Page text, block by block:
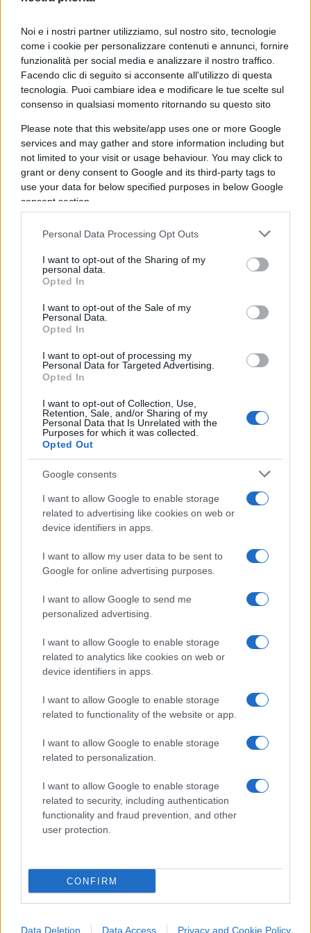
Noi e i nostri partner utilizziamo, sul nostro sito, tecnologie
come i cookie per personalizzare contenuti e annunci, fornire
funzionalità per social media e analizzare il nostro traffico.
Facendo clic di seguito si acconsente all'utilizzo di questa
tecnologia. Puoi cambiare idea e modificare le tue scelte sul
consenso in qualsiasi momento ritornando su questo sito
Please note that this website/app uses one or more Google
services and may gather and store information including but
not limited to your visit or usage behaviour. You may click to
grant or deny consent to Google and its third-party tags to
use your data for below specified purposes in below Google
consent section.
Personal Data Processing Opt Outs
I want to opt-out of the Sharing of my
personal data.
Opted In
I want to opt-out of the Sale of my
Personal Data.
Opted In
I want to opt-out of processing my
Personal Data for Targeted Advertising.
Opted In
I want to opt-out of Collection, Use,
Retention, Sale, and/or Sharing of my
Personal Data that Is Unrelated with the
Purposes for which it was collected.
Opted Out
Google consents
I want to allow Google to enable storage
related to advertising like cookies on web or
device identifiers in apps.
I want to allow my user data to be sent to
Google for online advertising purposes.
I want to allow Google to send me
personalized advertising.
I want to allow Google to enable storage
related to analytics like cookies on web or
device identifiers in apps.
I want to allow Google to enable storage
related to functionality of the website or app.
I want to allow Google to enable storage
related to personalization.
I want to allow Google to enable storage
related to security, including authentication
functionality and fraud prevention, and other
user protection.
CONFIRM
Data Deletion Data Access Privacy and Cookie Policy
legale e sicurezza di pianificazione il prima
possibile”. All’interno del documento citato viene
messo sul tavolo l’avvio di un “Dialogo strategico
sul futuro dell’automotive” e la presentazione
entro i primi cento giorni del nuovo governo
europeo di un “Clean industrial deal che riveda il
contribuisca a evitare sanzioni, sviluppi condizioni
favorevoli, e intensifichi gli sforzi per la
realizzazione di infrastrutture al fine di rendere
competitiva l’industria automobilistica europea,
raggiungendo nel contempo la decarbonizzazione
del settore dei trasporti, contribuendo così
Leggi anche:
Disastro auto elettriche, Northvolt in
Flop elettrico, è crisi senza fine: Nissan
costretta a maxi-tagli
Auto elettriche, l’Ue insiste: crea il problema,
poi impone dazi alla Cina
Un approccio pragmatico, quello del Ppe, che
mira a una vera transizione ecologica (e non
ma di milioni di posti di lavoro e di miliardi di
euro in ballo. Anzichè progresso, la forzatura
talebana impressa sta portando solo a
licenziamenti e crisi industriali. La mossa dei
popolari – il principale partito europeo di cui è
espressione la Von Der Leyen – potrebbe tracciare
un solco. Come testimoniato dall’elezione dei
vicepresidenti della nuova Commissione europea,
la maggioranza è particolarmente mobile
decidano di sposare la battaglia del Ppe, con
buona pace dei Verdi e degli altri partiti
integralisti.
produttori europei – sostengono con forza
l’ipotesi di anticipare al 2025 il riesame della
normativa sulla CO2 per i veicoli leggeri e per i
veicoli pesanti, in programma rispettivamente nel